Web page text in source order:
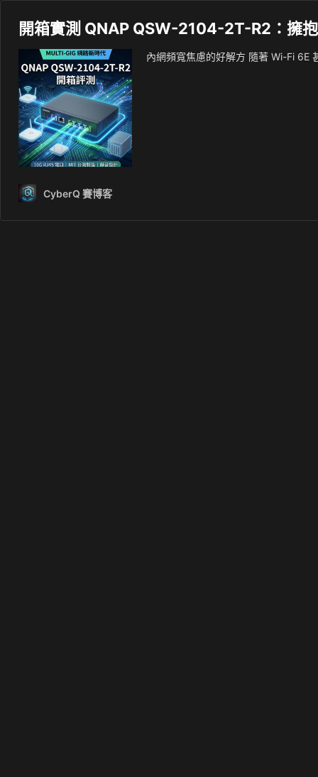
開箱實測 QNAP QSW-2104-2T-R2：擁
內網頻寬焦慮的好解方 隨著 Wi-Fi
CyberQ 賽博客